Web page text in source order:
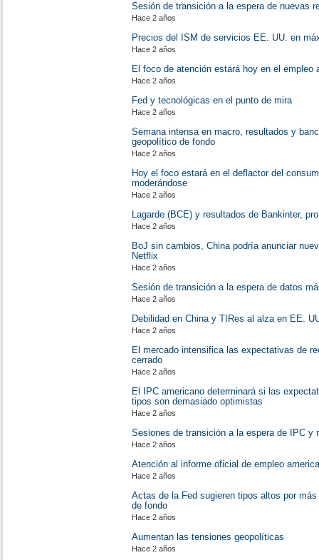
Sesión de transición a la espera de nuevas
Hace 2 años
Precios del ISM de servicios EE. UU. en
Hace 2 años
El foco de atención estará hoy en el empleo
Hace 2 años
Fed y tecnológicas en el punto de mira
Hace 2 años
Semana intensa en macro, resultados y
geopolítico de fondo
Hace 2 años
Hoy el foco estará en el deflactor del
moderándose
Hace 2 años
Lagarde (BCE) y resultados de Bankinter,
Hace 2 años
BoJ sin cambios, China podría anunciar
Netflix
Hace 2 años
Sesión de transición a la espera de datos
Hace 2 años
Debilidad en China y TIRes al alza en EE.
Hace 2 años
El mercado intensifica las expectativas de
cerrado
Hace 2 años
El IPC americano determinará si las
tipos son demasiado optimistas
Hace 2 años
Sesiones de transición a la espera de IPC y
Hace 2 años
Atención al informe oficial de empleo
Hace 2 años
Actas de la Fed sugieren tipos altos por
de fondo
Hace 2 años
Aumentan las tensiones geopolíticas
Hace 2 años